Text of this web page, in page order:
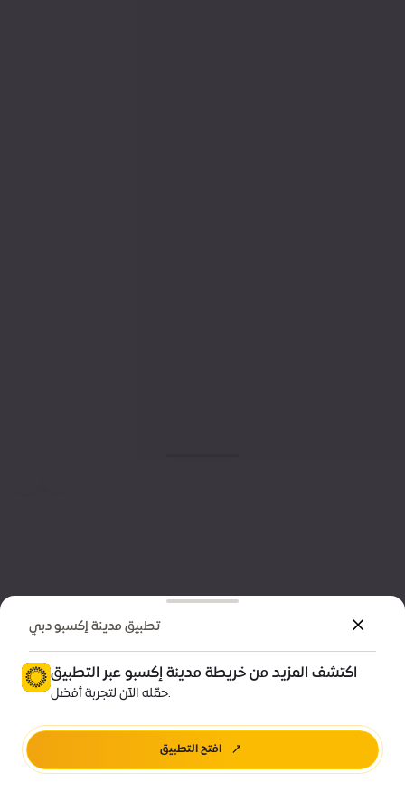
تطبيق مدينة إكسبو دبي
اكتشف المزيد من خريطة مدينة إكسبو عبر التطبيق
حمّله الآن لتجربة أفضل.
افتح التطبيق